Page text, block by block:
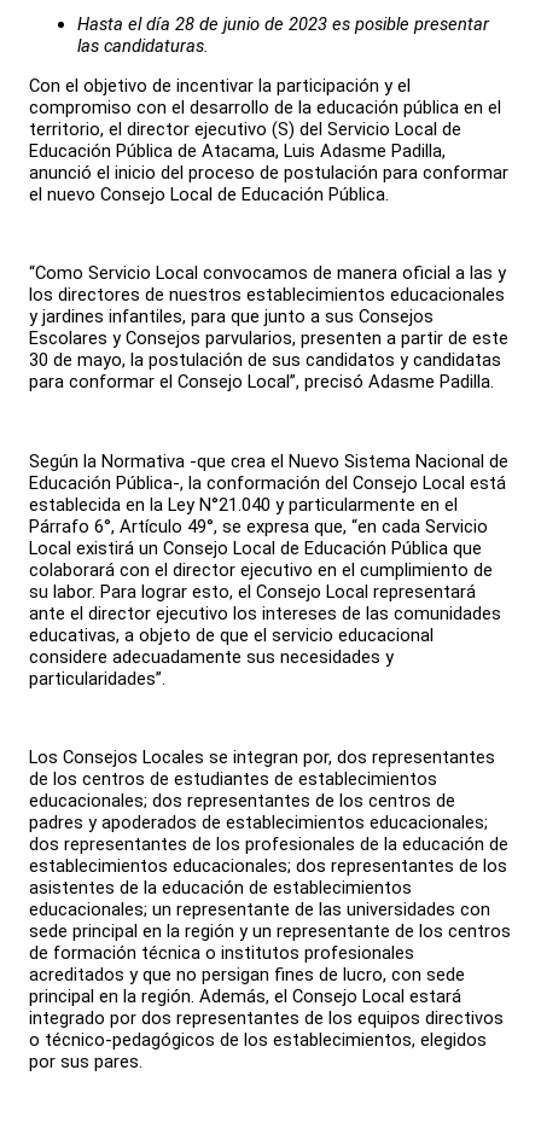
Hasta el día 28 de junio de 2023 es posible presentar
las candidaturas.
Con el objetivo de incentivar la participación y el
compromiso con el desarrollo de la educación pública en el
territorio, el director ejecutivo (S) del Servicio Local de
Educación Pública de Atacama, Luis Adasme Padilla,
anunció el inicio del proceso de postulación para conformar
el nuevo Consejo Local de Educación Pública.
“Como Servicio Local convocamos de manera oficial a las y
los directores de nuestros establecimientos educacionales
y jardines infantiles, para que junto a sus Consejos
Escolares y Consejos parvularios, presenten a partir de este
30 de mayo, la postulación de sus candidatos y candidatas
para conformar el Consejo Local”, precisó Adasme Padilla.
Según la Normativa -que crea el Nuevo Sistema Nacional de
Educación Pública-, la conformación del Consejo Local está
establecida en la Ley N°21.040 y particularmente en el
Párrafo 6°, Artículo 49°, se expresa que, “en cada Servicio
Local existirá un Consejo Local de Educación Pública que
colaborará con el director ejecutivo en el cumplimiento de
su labor. Para lograr esto, el Consejo Local representará
ante el director ejecutivo los intereses de las comunidades
educativas, a objeto de que el servicio educacional
considere adecuadamente sus necesidades y
particularidades”.
Los Consejos Locales se integran por, dos representantes
de los centros de estudiantes de establecimientos
educacionales; dos representantes de los centros de
padres y apoderados de establecimientos educacionales;
dos representantes de los profesionales de la educación de
establecimientos educacionales; dos representantes de los
asistentes de la educación de establecimientos
educacionales; un representante de las universidades con
sede principal en la región y un representante de los centros
de formación técnica o institutos profesionales
acreditados y que no persigan fines de lucro, con sede
principal en la región. Además, el Consejo Local estará
integrado por dos representantes de los equipos directivos
o técnico-pedagógicos de los establecimientos, elegidos
por sus pares.